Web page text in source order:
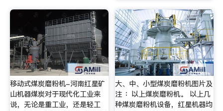
移动式煤炭磨粉机-河南红星矿
山机器煤炭对于现代化工业来
说，无论是重工业，还是轻工
大、中、小型煤炭磨粉机图片及
注 ：以上煤炭磨粉机。 以上几
种煤炭磨粉机设备，红星机器均